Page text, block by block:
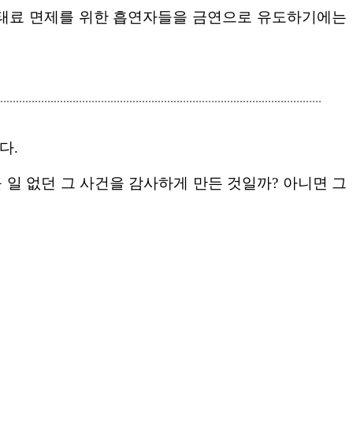
면제를 위한 흡연자들을 금연으로 유도하기에는
.
없던 그 사건을 감사하게 만든 것일까? 아니면 그